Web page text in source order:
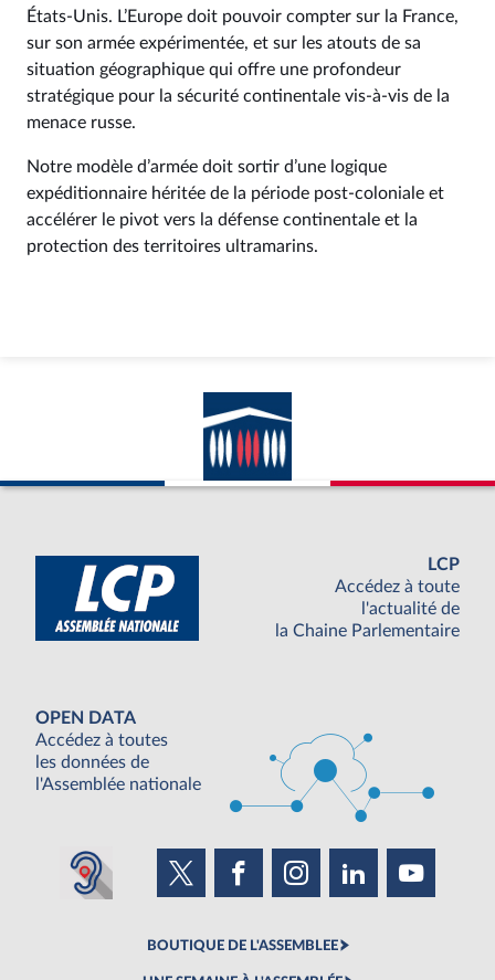
États-Unis. L’Europe doit pouvoir compter sur la France,
sur son armée expérimentée, et sur les atouts de sa
situation géographique qui offre une profondeur
stratégique pour la sécurité continentale vis-à-vis de la
menace russe.
Notre modèle d’armée doit sortir d’une logique
expéditionnaire héritée de la période post-coloniale et
accélérer le pivot vers la défense continentale et la
protection des territoires ultramarins.
LCP
Accédez à toute
l'actualité de
la Chaine Parlementaire
OPEN DATA
Accédez à toutes
les données de
l'Assemblée nationale
BOUTIQUE DE L'ASSEMBLEE